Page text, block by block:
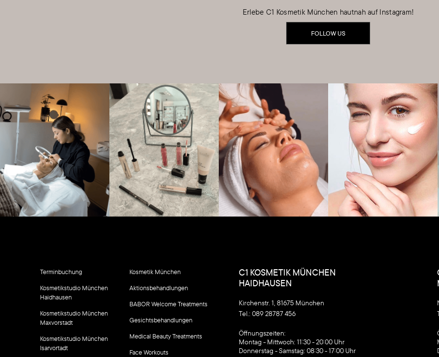
Erlebe C1 Kosmetik München hautnah auf Instagram!
FOLLOW US
Terminbuchung
Kosmetikstudio München
Haidhausen
Kosmetikstudio München
Maxvorstadt
Kosmetikstudio München
Isarvortadt
Kosmetik München
Aktionsbehandlungen
BABOR Welcome Treatments
Gesichtsbehandlungen
Medical Beauty Treatments
Face Workouts
C1 KOSMETIK MÜNCHEN
HAIDHAUSEN
Kirchenstr. 1, 81675 München
Tel.: 089 28787 456
‍Öffnungszeiten:
Montag - Mittwoch: 11:30 - 20:00 Uhr
Donnerstag - Samstag: 08:30 - 17:00 Uhr